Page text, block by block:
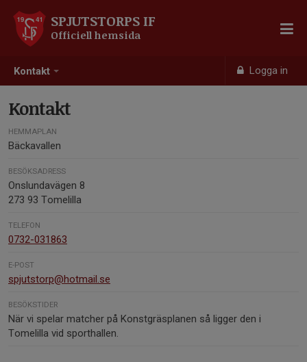
Kontakt Logga in
SPJUTSTORPS IF
Officiell hemsida
Kontakt
HEMMAPLAN
Bäckavallen
BESÖKSADRESS
Onslundavägen 8
273 93 Tomelilla
TELEFON
0732-031863
E-POST
spjutstorp@hotmail.se
BESÖKSTIDER
När vi spelar matcher på Konstgräsplanen så ligger den i
Tomelilla vid sporthallen.